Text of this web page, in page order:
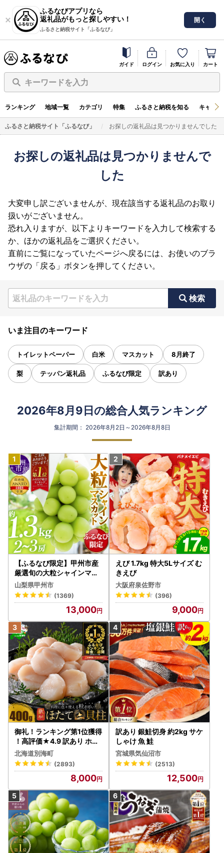
ふるなびアプリなら
返礼品がもっと探しやすい！
ふるさと納税サイト「ふるなび」
開く
ガイド ログイン お気に入り カート
キーワードを入力
ランキング 地域一覧 カテゴリ 特集 ふるさと納税を知る キャン
ふるさと納税サイト「ふるなび」 お探しの返礼品は見つかりませんでした
お探しの返礼品は見つかりませんで
した
大変申し訳ございませんが、現在該当する返礼品のお取り
扱いがございません。
恐れ入りますが、以下よりキーワードを入力して検索する
か、ほかの返礼品をご選択ください。
直前にご覧になっていたページへ戻るには、お使いのブラ
ウザの「戻る」ボタンを押してください。
検索
いま注目のキーワード
トイレットペーパー 白米 マスカット 8月終了
梨 テッパン返礼品 ふるなび限定 訳あり
2026年8月9日の総合人気ランキング
集計期間： 2026年8月2日～2026年8月8日
【ふるなび限定】甲州市産
厳選旬の大粒シャインマス
カット 約1.3kg 2～3房【2
026年発送】（MG）B12-
472 FN-Limited-VO シャ
インマスカット フルーツ
山梨県甲州市
(1369)
13,000
えび 1.7kg 特大5Lサイズ む
きえび
大阪府泉佐野市
(396)
9,000
御礼！ランキング第1位獲得
！高評価★4.9 訳あり ホタ
テ 400g（ほたて 帆立 貝柱
冷凍 ）
北海道別海町
(2893)
8,000
訳あり 銀鮭切身 約2kg サケ
しゃけ 魚 鮭
宮城県気仙沼市
(2513)
12,500